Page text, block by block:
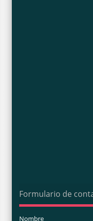
Formulario de
Nombre